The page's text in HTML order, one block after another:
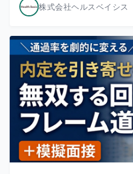
株式会社ヘルスベイシス